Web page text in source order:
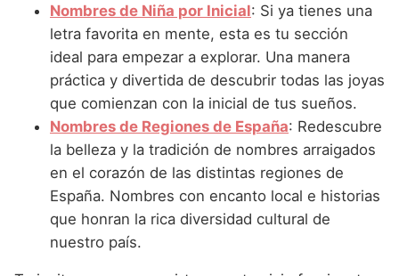
Nombres de Niña que empiezan por T
Nombres de Niña que empiezan por U
Nombres de Niña que empiezan por V
Nombres de Niña que empiezan por W
Nombres de Niña que empiezan por X
Nombres de Niña que empiezan por Y
Nombres de Niña por Inicial: Si ya tienes una
letra favorita en mente, esta es tu sección
ideal para empezar a explorar. Una manera
práctica y divertida de descubrir todas las joyas
que comienzan con la inicial de tus sueños.
Nombres de Regiones de España: Redescubre
la belleza y la tradición de nombres arraigados
en el corazón de las distintas regiones de
España. Nombres con encanto local e historias
que honran la rica diversidad cultural de
nuestro país.